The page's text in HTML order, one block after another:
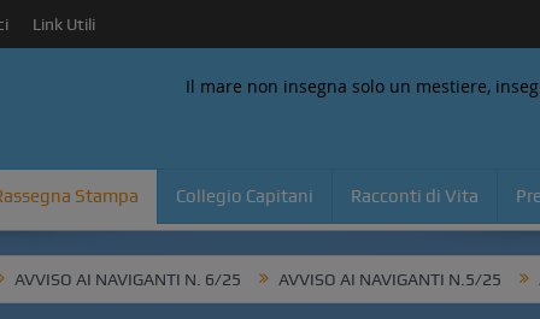
Link Utili
Il mare non insegna solo un mestiere,
Stampa Collegio Capitani Racconti di Vita
AI NAVIGANTI N. 6/25 AVVISO AI NAVIGANTI N.5/25